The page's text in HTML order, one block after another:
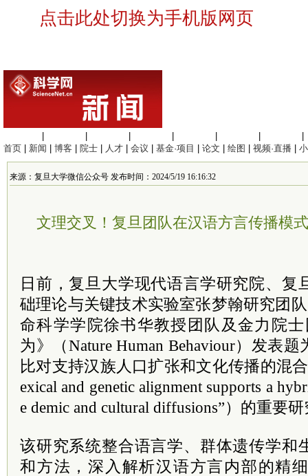
点击此处切换为手机版网页
首页
新闻 博客 院士 人才 会议 基金·项目 论文 绘图 视频·直播
来源：复旦大学微信公众号 发布时间：2024/5/19 16:16:32
文理交叉！复旦团队在汉语方言传播模
日前，复旦大学现代语言学研究院、复
础理论与关键技术实验室张梦翰研究团
命科学学院徐书华教授团队及金力院
为》（Nature Human Behaviour）发表
比对支持汉族人口扩张和文化传播的混
exical and genetic alignment supports a
e demic and cultural diffusions”）的重要
该研究系统整合语言学、群体遗传学和
和方法，深入解析汉语方言内部的精